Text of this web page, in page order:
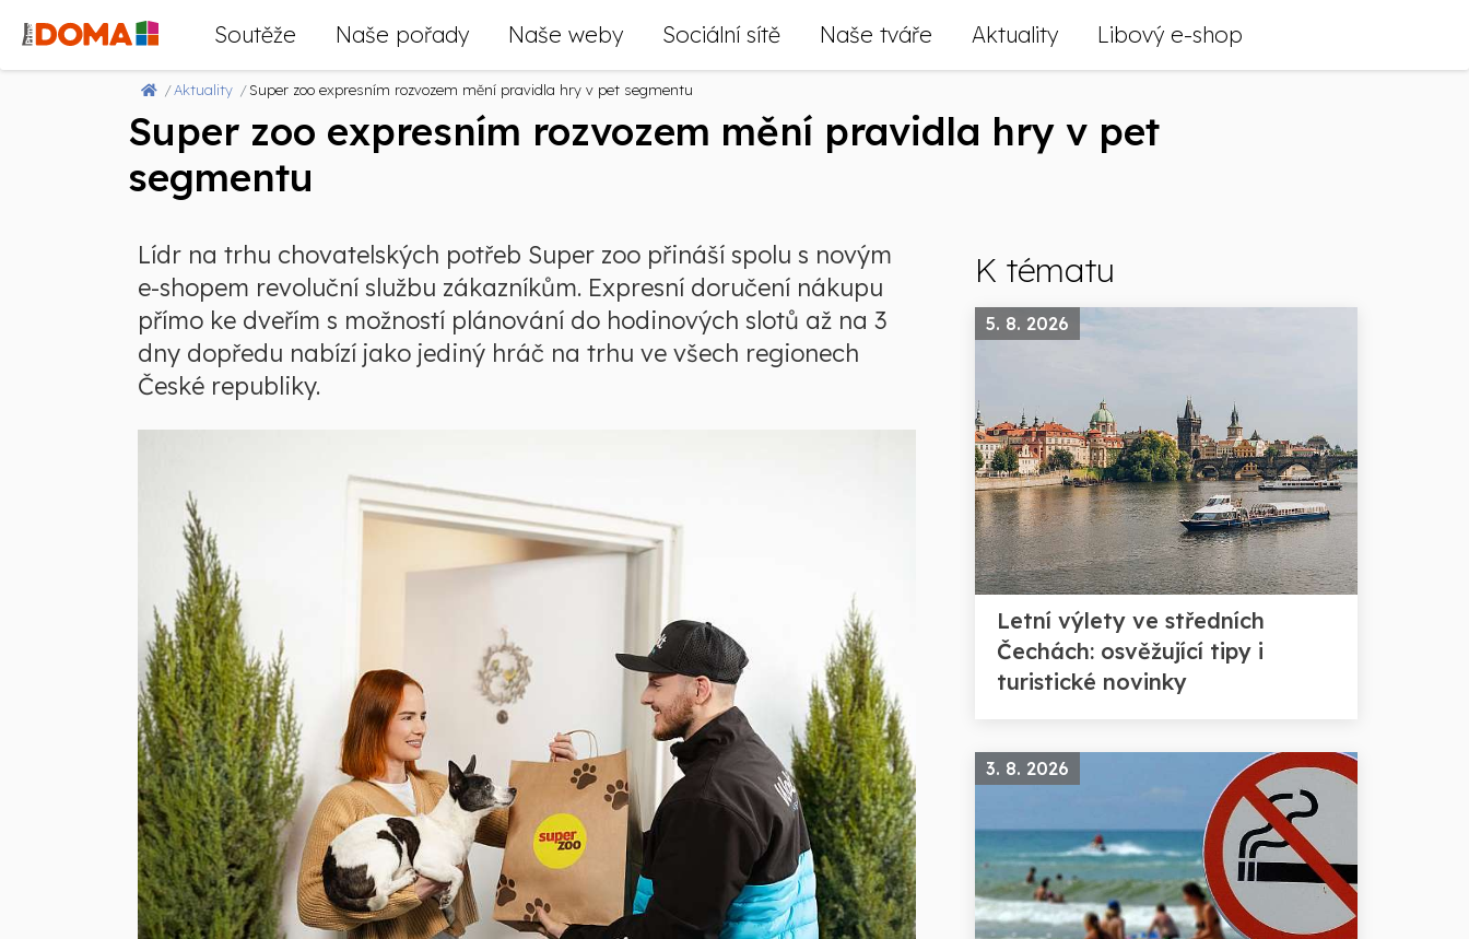
Soutěže Naše pořady Naše weby Sociální sítě Naše tváře Aktuality Libový e-shop
Aktuality Super zoo expresním rozvozem mění pravidla hry v pet segmentu
Super zoo expresním rozvozem mění pravidla hry v pet
segmentu
Lídr na trhu chovatelských potřeb Super zoo přináší spolu s novým
e-shopem revoluční službu zákazníkům. Expresní doručení nákupu
přímo ke dveřím s možností plánování do hodinových slotů až na 3
dny dopředu nabízí jako jediný hráč na trhu ve všech regionech
České republiky.
K tématu
5. 8. 2026
Letní výlety ve středních
Čechách: osvěžující tipy i
turistické novinky
3. 8. 2026